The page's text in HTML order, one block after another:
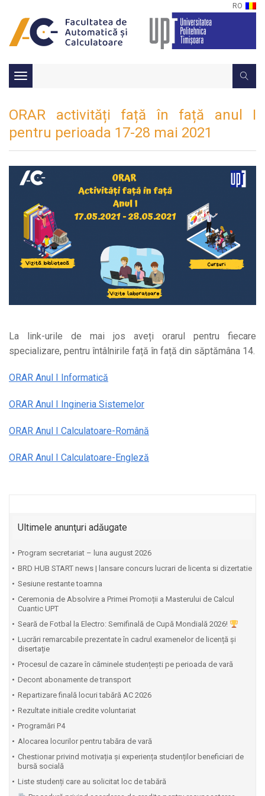
RO
Toggle
navigation
ORAR activități față în față anul I
pentru perioada 17-28 mai 2021
La link-urile de mai jos aveți orarul pentru fiecare
specializare, pentru întâlnirile față în față din săptămâna 14.
ORAR Anul I Informatică
ORAR Anul I Ingineria Sistemelor
ORAR Anul I Calculatoare-Română
ORAR Anul I Calculatoare-Engleză
Ultimele anunţuri adăugate
Program secretariat – luna august 2026
BRD HUB START news | lansare concurs lucrari de licenta si dizertatie
Sesiune restante toamna
Ceremonia de Absolvire a Primei Promoții a Masterului de Calcul
Cuantic UPT
⁠Seară de Fotbal la Electro: Semifinală de Cupă Mondială 2026!
Lucrări remarcabile prezentate în cadrul examenelor de licență și
disertație
Procesul de cazare în căminele studențești pe perioada de vară
Decont abonamente de transport
Repartizare finală locuri tabără AC 2026
Rezultate initiale credite voluntariat
Programări P4
Alocarea locurilor pentru tabăra de vară
Chestionar privind motivația și experiența studenților beneficiari de
bursă socială
Liste studenți care au solicitat loc de tabără